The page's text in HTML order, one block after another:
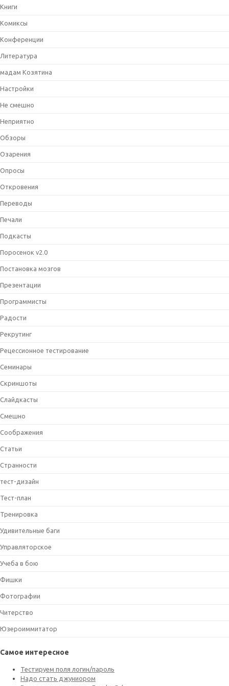
Книги
Комиксы
Конференции
Литература
мадам Козятина
Настройки
Не смешно
Неприятно
Обзоры
Озарения
Опросы
Откровения
Переводы
Печали
Подкасты
Поросенок v2.0
Постановка мозгов
Презентации
Программисты
Радости
Рекрутинг
Рецессионное тестирование
Семинары
Скриншоты
Слайдкасты
Смешно
Соображения
Статьи
Странности
тест-дизайн
Тест-план
Тренировка
Удивительные баги
Управляторское
Учеба в бою
Фишки
Фотографии
Читерство
Юзероиммитатор
Самое интересное